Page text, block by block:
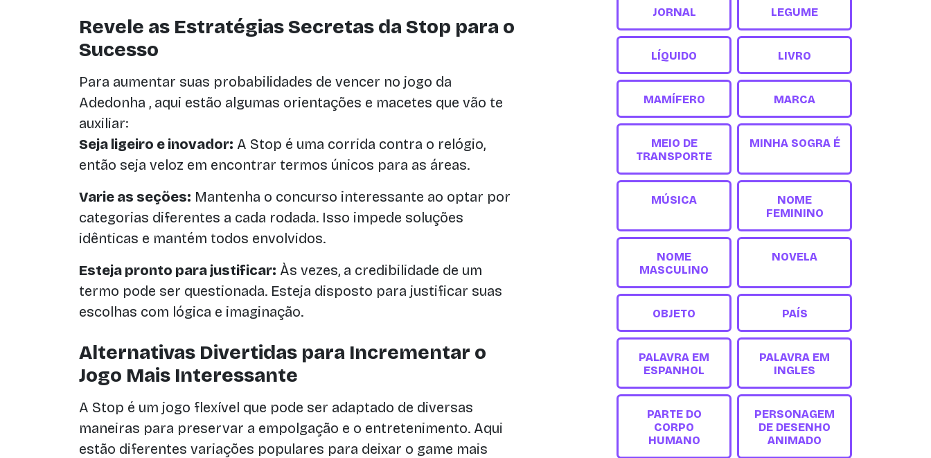
Revele as Estratégias Secretas da Stop para o
Sucesso
Para aumentar suas probabilidades de vencer no jogo da
Adedonha , aqui estão algumas orientações e macetes que vão te
auxiliar:
Seja ligeiro e inovador: A Stop é uma corrida contra o relógio,
então seja veloz em encontrar termos únicos para as áreas.
Varie as seções: Mantenha o concurso interessante ao optar por
categorias diferentes a cada rodada. Isso impede soluções
idênticas e mantém todos envolvidos.
Esteja pronto para justificar: Às vezes, a credibilidade de um
termo pode ser questionada. Esteja disposto para justificar suas
escolhas com lógica e imaginação.
Alternativas Divertidas para Incrementar o
Jogo Mais Interessante
A Stop é um jogo flexível que pode ser adaptado de diversas
maneiras para preservar a empolgação e o entretenimento. Aqui
estão diferentes variações populares para deixar o game mais
JORNAL LEGUME
LÍQUIDO LIVRO
MAMÍFERO MARCA
MEIO DE
TRANSPORTE
MINHA SOGRA É
MÚSICA
NOME
FEMININO
NOME
MASCULINO
NOVELA
OBJETO PAÍS
PALAVRA EM
ESPANHOL
PALAVRA EM
INGLES
PARTE DO
CORPO
HUMANO
PERSONAGEM
DE DESENHO
ANIMADO